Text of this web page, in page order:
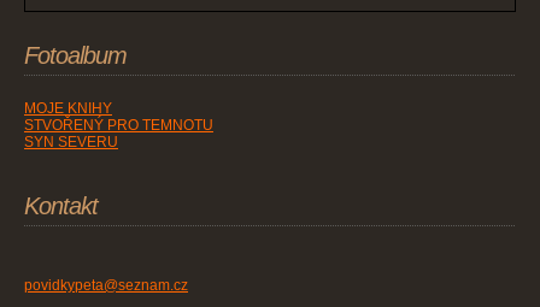
Fotoalbum
MOJE KNIHY
STVOŘENÝ PRO TEMNOTU
SYN SEVERU
Kontakt
povidkypeta@seznam.cz